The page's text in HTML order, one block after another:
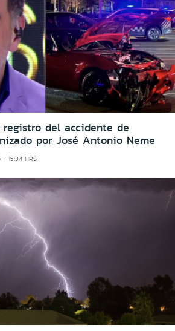
registro del accidente de
por José Antonio Neme
15:34 HRS